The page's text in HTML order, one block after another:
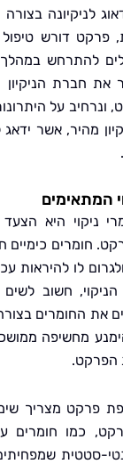
בצורה נכונה
טיפול עדין
במהלך
הניקיון
על היתרונות
אשר ידאג לשמור
היא הצעד הראשון
כימיים חזקים
עכור
לשים לב
בצורה שתגן
ממושכת למים
שימוש
חומרים על בסיס
שמפחיתים